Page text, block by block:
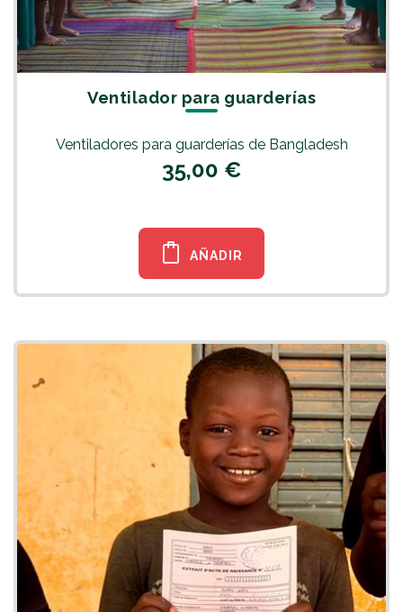
Ventilador para guarderías
Ventiladores para guarderías de Bangladesh
35,00 €
AÑADIR